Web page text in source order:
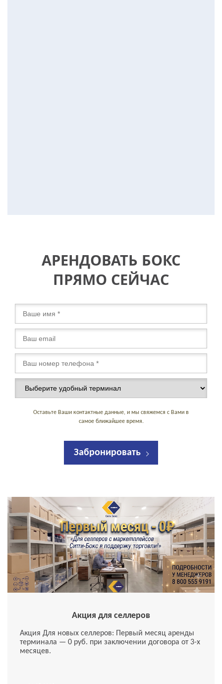
АРЕНДОВАТЬ БОКС
ПРЯМО СЕЙЧАС
Оставьте Ваши контактные данные, и мы свяжемся с Вами в
самое ближайшее время.
Забронировать
Акция для селлеров
Акция Для новых селлеров: Первый месяц аренды
терминала — 0 руб. при заключении договора от 3-х
месяцев.